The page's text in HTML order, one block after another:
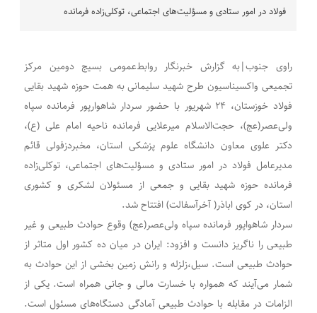
فولاد در امور ستادی و مسؤلیت‌های اجتماعی، توکلی‌زاده فرمانده
راوی جنوب|به گزارش خبرنگار روابط‌عمومی بسیج دومین مرکز
تجمیعی واکسیناسیون طرح شهید سلیمانی به همت حوزه شهید بقایی
فولاد خوزستان، ۲۴ شهریور‌ با حضور سردار شاهوارپور فرمانده سپاه
ولی‌عصر(عج)، حجت‌الاسلام میرعلایی فرمانده ناحیه امام علی (ع)،
دکتر علوی معاون دانشگاه علوم پزشکی استان، مخبر‌دزفولی قائم
مدیرعامل فولاد در امور ستادی و مسؤلیت‌های اجتماعی، توکلی‌زاده
فرمانده حوزه شهید بقایی و جمعی از مسئولان لشکری و کشوری
استان، در کوی اباذر( آخر‌آسفالت) افتتاح شد.
سردار شاهواپور فرمانده سپاه ولی‌عصر(عج) وقوع حوادث طبیعی و غیر
طبیعی را ناگریز دانست و افزود: ایران در میان ده کشور اول متاثر از
حوادث طبیعی است. سیل،زلزله و رانش زمین بخشی از این حوادث به
شمار می‌آیند که همواره با خسارت مالی و جانی همراه است. یکی از
الزامات در مقابله با حوادث طبیعی آمادگی دستگاه‌های مسئول است.‌